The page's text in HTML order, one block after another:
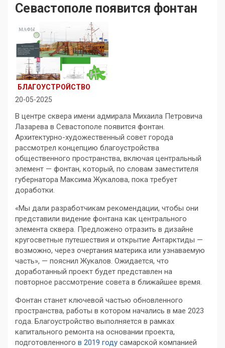
Севастополе появится фонтан
БЛАГОУСТРОЙСТВО
20-05-2025
В центре сквера имени адмирала Михаила Петровича
Лазарева в Севастополе появится фонтан.
Архитектурно-художественный совет города
рассмотрел концепцию благоустройства
общественного пространства, включая центральный
элемент — фонтан, который, по словам заместителя
губернатора Максима Жукалова, пока требует
доработки.
«Мы дали разработчикам рекомендации, чтобы они
представили видение фонтана как центрального
элемента сквера. Предложено отразить в дизайне
кругосветные путешествия и открытие Антарктиды —
возможно, через очертания материка или узнаваемую
часть», — пояснил Жукалов. Ожидается, что
доработанный проект будет представлен на
повторное рассмотрение совета в ближайшее время.
Фонтан станет ключевой частью обновленного
пространства, работы в котором начались в мае 2023
года. Благоустройство выполняется в рамках
капитального ремонта на основании проекта,
подготовленного в 2019 году самарской компанией